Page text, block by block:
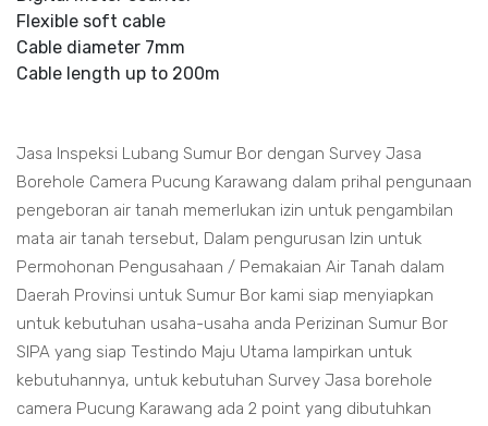
Flexible soft cable
Cable diameter 7mm
Cable length up to 200m
Jasa Inspeksi Lubang Sumur Bor dengan Survey Jasa
Borehole Camera Pucung Karawang dalam prihal pengunaan
pengeboran air tanah memerlukan izin untuk pengambilan
mata air tanah tersebut, Dalam pengurusan Izin untuk
Permohonan Pengusahaan / Pemakaian Air Tanah dalam
Daerah Provinsi untuk Sumur Bor kami siap menyiapkan
untuk kebutuhan usaha-usaha anda Perizinan Sumur Bor
SIPA yang siap Testindo Maju Utama lampirkan untuk
kebutuhannya, untuk kebutuhan Survey Jasa borehole
camera Pucung Karawang ada 2 point yang dibutuhkan